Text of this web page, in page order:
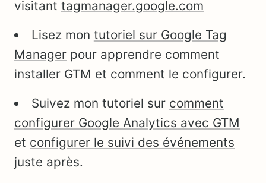
visitant tagmanager.google.com
Lisez mon tutoriel sur Google Tag
Manager pour apprendre comment
installer GTM et comment le configurer.
Suivez mon tutoriel sur comment
configurer Google Analytics avec GTM
et configurer le suivi des événements
juste après.